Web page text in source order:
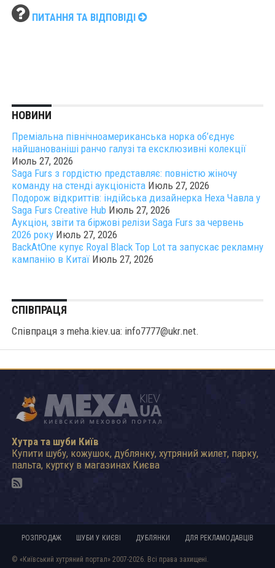
ПИТАННЯ ТА ВІДПОВІДІ
НОВИНИ
Преміальна північноамериканська норка об’єднує
найшанованіші ранчо галузі та ексклюзивні колекції
Июль 27, 2026
Saga Furs з гордістю представляє: повністю жіночу
команду на стенді аукціоніста Июль 27, 2026
Подорож відкриттів: індійська дизайнерка Неха Чавла у
Saga Furs Creative Hub Июль 27, 2026
Аукціон, звіти та біржові релізи Saga Furs за червень
2026 року Июль 27, 2026
BackAtOne купує Royal Black Top Lot та запускає рекламну
кампанію в Китаї Июль 27, 2026
СПІВПРАЦЯ
Співпраця з meha.kiev.ua: info7777@ukr.net.
Хутра та шуби Київ
Купити шубу, кожушок, дублянку, хутряний жилет, парку,
пальта, куртку в магазинах Києва
РОЗПРОДАЖ ШУБИ У КИЄВІ ДУБЛЯНКИ ДЛЯ РЕКЛАМОДАВЦІВ
© «Київський хутряний портал» 2007-2026. Всі права захищені.